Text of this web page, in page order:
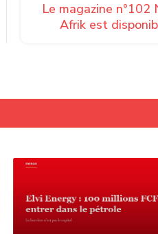
Le magazine n°102
Afrik est